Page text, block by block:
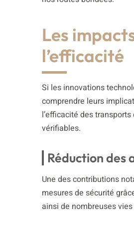
Les
l’efficacité
Si les innovations
comprendre leurs
l’efficacité des
vérifiables.
Réduction des
Une des contributions
mesures de sécurité
ainsi de nombreuses